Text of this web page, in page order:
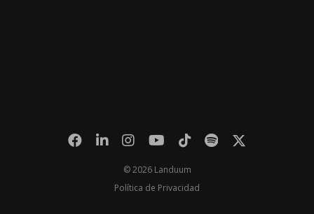
© 2026 Landuum
Política de Privacidad